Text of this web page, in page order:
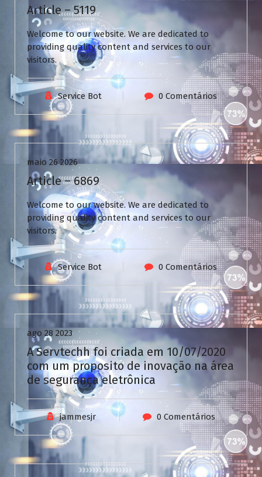
Article – 5119
Welcome to our website. We are dedicated to
providing quality content and services to our
visitors.
Service Bot 0 Comentários
Uncategorized
maio 26 2026
Article – 6869
Welcome to our website. We are dedicated to
providing quality content and services to our
visitors.
N
C
a
s
i
n
o
Service Bot 0 Comentários
Uncategorized
ago 28 2023
A Servtechh foi criada em 10/07/2020
com um proposito de inovação na área
de segurança eletrônica
jammesjr 0 Comentários
Uncategorized